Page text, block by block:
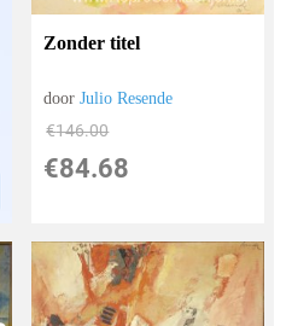
Zonder titel
doorJulio Resende
€146.00
€84.68